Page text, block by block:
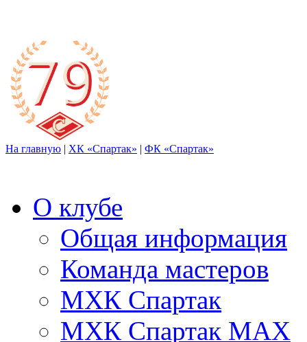
На главную | ХК «Спартак» | ФК «Спартак»
О клубе
Общая информация
Команда мастеров
МХК Спартак
МХК Спартак МАХ